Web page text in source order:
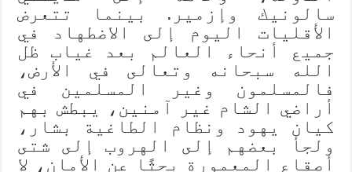
سالونيك وإزمير. بينما تتعرض
الأقليات اليوم إلى الاضطهاد في
جميع أنحاء العالم بعد غياب ظل
الله سبحانه وتعالى في الأرض،
فالمسلمون وغير المسلمين في
أراضي الشام غير آمنين، يبطش بهم
كيان يهود ونظام الطاغية بشار،
ولجأ بعضهم إلى الهروب إلى شتى
أصقاع المعمورة بحثًا عن الأمان، لا